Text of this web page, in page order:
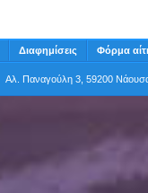
Διαφημίσεις Φόρμα
Αλ. Παναγούλη 3, 59200